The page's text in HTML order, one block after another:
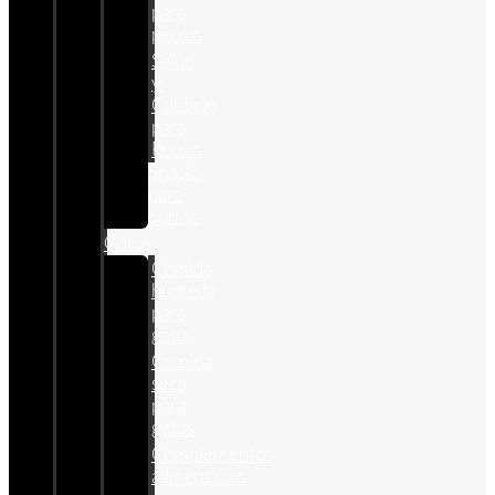
para
perros
Salud
y
Cuidado
para
Perros
Gatos
Comida
humeda
para
gatos
Comida
seca
para
gatos
Complementos
alimenticios